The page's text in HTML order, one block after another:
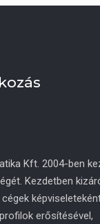
Kft. 2004-ben
Kezdetben
erősítésével,